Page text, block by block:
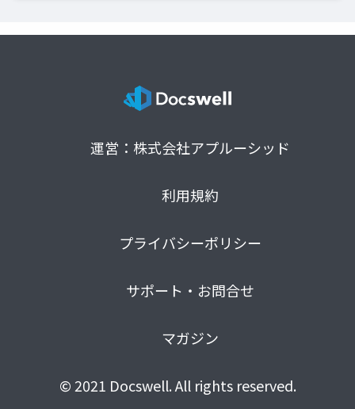
運営：株式会社アプルーシッド
利用規約
プライバシーポリシー
サポート・お問合せ
マガジン
© 2021 Docswell. All rights reserved.